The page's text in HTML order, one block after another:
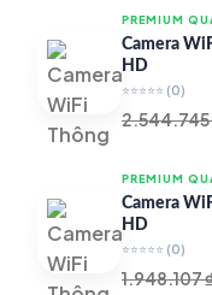
PREMIUM
Camera
HD
⭐⭐⭐⭐⭐ (0)
2.544.745
PREMIUM
Camera
HD
⭐⭐⭐⭐⭐ (0)
1.948.107